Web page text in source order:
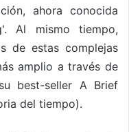
ahora conocida
Al mismo tiempo,
de estas complejas
amplio a través de
best-seller A Brief
del tiempo).